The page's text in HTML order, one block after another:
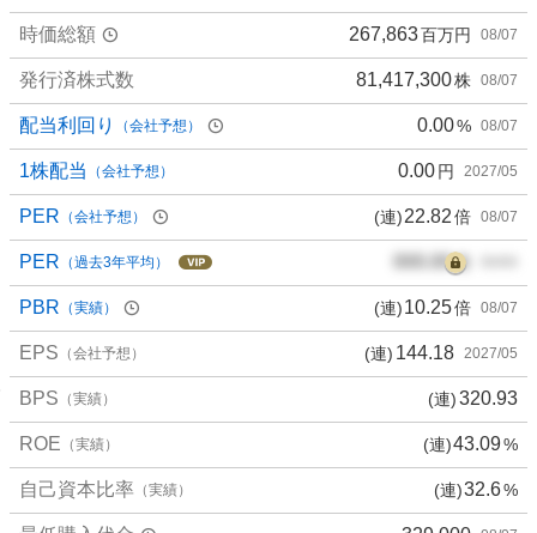
0
%
、
買
い
た
い
3
4
.
1
%
、
様
子
見
0
.
時価総額 267,863百万円 08/07
発行済株式数 81,417,300株 08/07
配当利回り （会社予想） 0.00% 08/07
1株配当 （会社予想） 0.00円 2027/05
PER （会社予想） (連)22.82倍 08/07
PER （過去3年平均） 000.00倍
PBR （実績） (連)10.25倍 08/07
EPS （会社予想） (連) 144.18 2027/05
BPS （実績） (連)320.93
ROE （実績） (連)43.09%
自己資本比率 （実績） (連)32.6%